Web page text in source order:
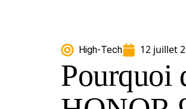
High-Tech 12 juillet
Pourquoi